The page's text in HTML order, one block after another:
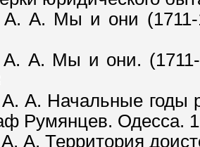
А. А. Мы и они (1711-
А. А. Мы и они.
А. А. Начальные годы
Румянцев. Одесса.
А. Территория